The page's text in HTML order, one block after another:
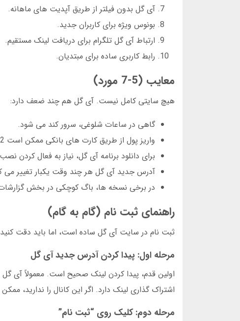
آی گل بدون فیلتر از طریق آپدیت های ماهانه.
بونوس ویژه برای کاربران جدید.
ارتباط آی گل تلگرام برای دریافت لینک مستقیم.
رابط کاربری ساده برای مبتدیان.
معایب (5-7 مورد)
هیچ سایتی کامل نیست. آی گل هم چند ضعف دارد:
گاهی در ساعات شلوغی، سرور کند می شود.
واریز پول از طریق کارت های بانکی ممکن است 2 ساعت طول بکشد.
برای دانلود برنامه آی گل، نیاز به فعال کردن
آدرس جدید آی گل هر چند وقت یکبار تغییر می
در برخی نسخه ها، باگ کوچکی در بخش
راهنمای ثبت نام (گام به گام)
ثبت نام در سایت آی گل ساده است، اما باید دقت کنید.
مرحله اول: پیدا کردن آدرس جدید آی گل
اولین قدم، پیدا کردن لینک صحیح است. معمولاً آی
اشتراک گذاری لینک دارد. اگر این کانال را ندارید،
مرحله دوم: کلیک روی “ثبت نام”